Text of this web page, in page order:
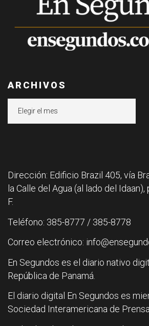
ARCHIVOS
Dirección: Edificio Brazil 405, vía
la Calle del Agua (al lado del
F.
Teléfono: 385-8777 / 385-8778
Correo electrónico:
En Segundos es el diario nativo
República de Panamá.
El diario digital En Segundos es
Sociedad Interamericana de